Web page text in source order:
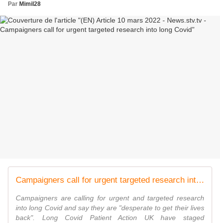
Par Mimil28
Campaigners call for urgent targeted research into long Covid
Campaigners are calling for urgent and targeted research
into long Covid and say they are "desperate to get their lives
back". Long Covid Patient Action UK have staged